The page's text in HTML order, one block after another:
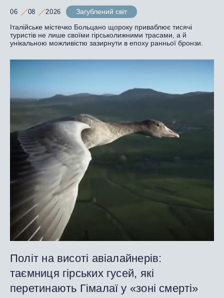
06 08 2026
Загублений світ
Італійське містечко Больцано щороку приваблює тисячі
туристів не лише своїми гірськолижними трасами, а й
унікальною можливістю зазирнути в епоху ранньої бронзи.
Політ на висоті авіалайнерів:
таємниця гірських гусей, які
перетинають Гімалаї у «зоні смерті»